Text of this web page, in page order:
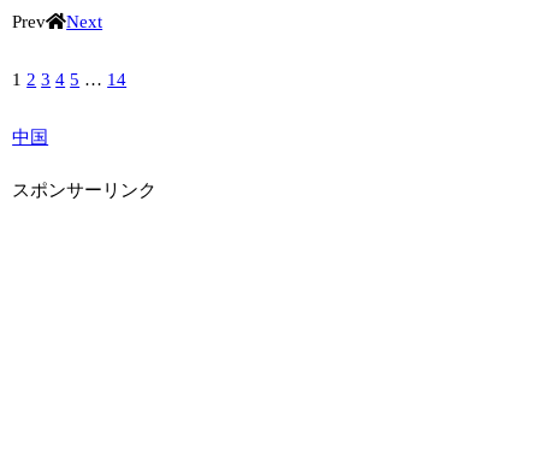
Prev Next
1 2 3 4 5 … 14
中国
スポンサーリンク